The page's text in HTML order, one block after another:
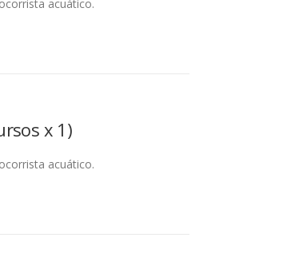
acuático.
x 1)
acuático.